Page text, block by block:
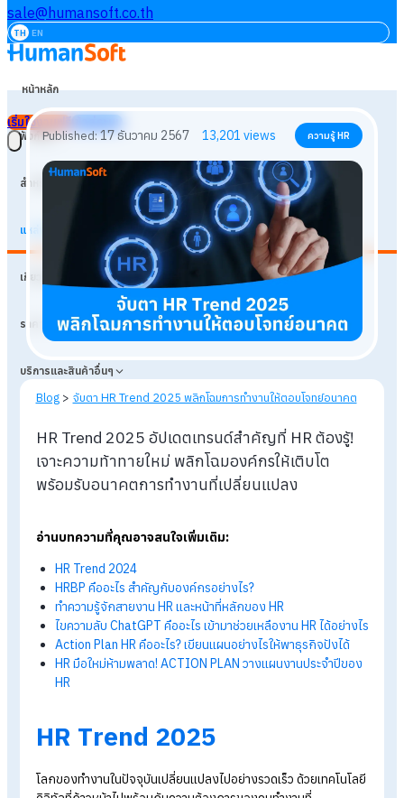
sale@humansoft.co.th
TH EN
หน้าหลัก
ฟังก์ชัน
สำหรับธุรกิจ
แหล่งเรียนรู้
เกี่ยวกับเรา
ราคา
บริการและสินค้าอื่นๆ
เริ่มใช้งานฟรี
Published: 17 ธันวาคม 2567 13,201views
Blog > จับตา HR Trend 2025 พลิกโฉมการทำงานให้ตอบโจทย์อนาค
HR Trend 2025 อัปเดตเทรนด์สำคัญที่ HR ต้องรู้!
เจาะความท้าทายใหม่ พลิกโฉมองค์กรให้เติบโต
พร้อมรับอนาคตการทำงานที่เปลี่ยนแปลง
อ่านบทความที่คุณอาจสนใจเพิ่มเติม:
HRBP คืออะไร สำคัญกับองค์กรอย่างไร?